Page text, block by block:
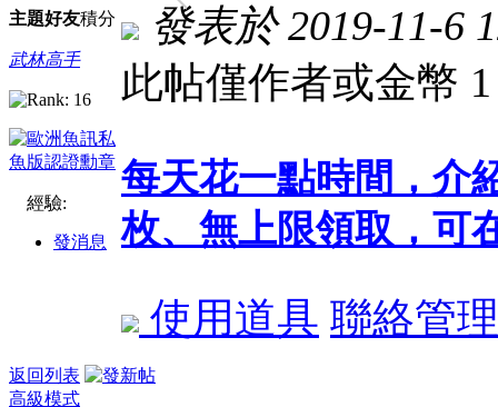
主題好友積分
武林高手
經驗:
發消息
發表於 2019-11-6
此帖僅作者或金幣
每天花一點時間，介
枚、無上限領取，可
使用道具 聯絡管
返回列表
高級模式